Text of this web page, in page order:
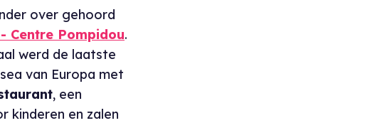
over gehoord
Centre Pompidou.
werd de laatste
van Europa met
, een
kinderen en zalen